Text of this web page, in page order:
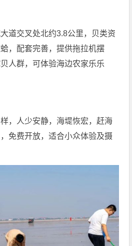
道交叉处北约3.8公里，贝类资
，配套完善，提供拖拉机摆
人群，可体验海边农家乐乐
，人少安静，海堤恢宏，赶海
免费开放，适合小众体验及摄